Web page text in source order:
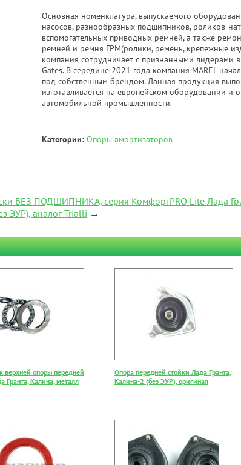
Основная номенклатура, выпускаемого
насосов, разнообразных подшипников, роликов-
вспомогательных приводных ремней, а также
ремней и ремня ГРМ(ролики, ремень, крепежные
компания сотрудничает с признанными лидерами
Gates. В середине 2021 года компания MAREL
под собственным брендом. Данная продукция
изготавливается на европейском оборудовании и
автомобильной промышленности.
Категории: Опоры амортизаторов
БЕЗ ПОДШИПНИКА, серия КомфортPRO Lite Лада
ЭУР), аналог Trialli →
верхней опоры передней
Гранта, Калина, металл
Опора передней стойки Лада Гранта,
Калина-2 (без ЭУР), оригинал